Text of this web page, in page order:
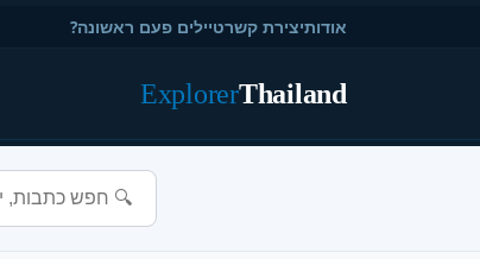
אודותיצירת קשרטיילים פעם ראשונה?
Thailand
Explorer